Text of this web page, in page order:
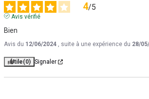
4/5
Avis vérifié
Bien
Avis du 12/06/2024 , suite à une expérience du 28/
Utile(0) Signaler